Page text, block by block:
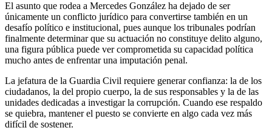
El asunto que rodea a Mercedes González ha dejado de ser
únicamente un conflicto jurídico para convertirse también en un
desafío político e institucional, pues aunque los tribunales podrían
finalmente determinar que su actuación no constituye delito alguno,
una figura pública puede ver comprometida su capacidad política
mucho antes de enfrentar una imputación penal.
La jefatura de la Guardia Civil requiere generar confianza: la de los
ciudadanos, la del propio cuerpo, la de sus responsables y la de las
unidades dedicadas a investigar la corrupción. Cuando ese respaldo
se quiebra, mantener el puesto se convierte en algo cada vez más
difícil de sostener.